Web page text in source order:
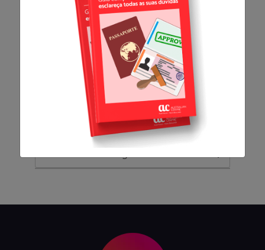
Começo do ano é
época de planejar
seu intercâmbio
23470
Categorias